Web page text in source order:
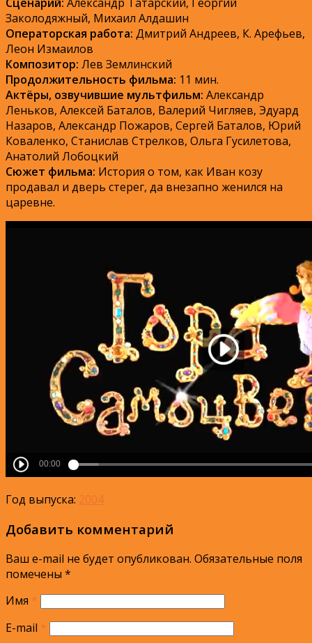
Сценарий: Александр Татарский, Георгий
Заколодяжный, Михаил Алдашин
Операторская работа: Дмитрий Андреев, К. Арефьев,
Леон Измаилов
Композитор: Лев Землинский
Продолжительность фильма: 11 мин.
Актёры, озвучившие мультфильм: Александр
Леньков, Алексей Баталов, Валерий Чигляев, Эдуард
Назаров, Александр Пожаров, Сергей Баталов, Юрий
Коваленко, Станислав Стрелков, Ольга Гусилетова,
Анатолий Лобоцкий
Сюжет фильма: История о том, как Иван козу
продавал и дверь стерег, да внезапно женился на
царевне.
Год выпуска: 2004
Добавить комментарий
Ваш e-mail не будет опубликован. Обязательные поля
помечены *
Имя *
E-mail *